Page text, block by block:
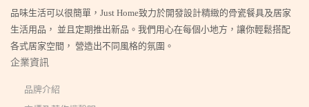
品味生活可以很簡單，Just Home致力於開發設計精緻的骨瓷餐具及居家
生活用品， 並且定期推出新品。我們用心在每個小地方，讓你輕鬆搭配
各式居家空間， 營造出不同風格的氛圍。
企業資訊
品牌介紹